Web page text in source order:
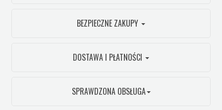
BEZPIECZNE ZAKUPY
DOSTAWA I PŁATNOŚCI
SPRAWDZONA OBSŁUGA